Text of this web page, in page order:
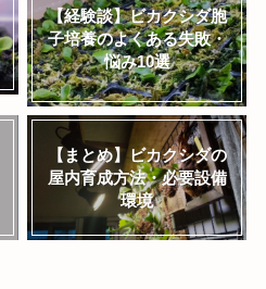
【経験談】ビカクシダ胞
子培養のよくある失敗・
悩み10選
【まとめ】ビカクシダの
屋内育成方法・必要設備
環境